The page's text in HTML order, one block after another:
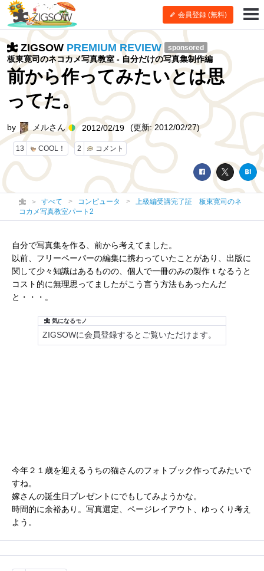
会員登録 (無料)
ZIGSOW PREMIUM REVIEW sponsored
板東寛司のネコカメ写真教室 - 自分だけの写真集制作編
前から作ってみたいとは思
ってた。
13 COOL！ 2 コメント
by メルさん 2012/02/19 (更新: 2012/02/27)
すべて コンピュータ
上級編受講完了証 板東寛司のネ
コカメ写真教室パート2
自分で写真集を作る、前から考えてました。
以前、フリーペーパーの編集に携わっていたことがあり、出版に
関して少々知識はあるものの、個人で一冊のみの製作ｔなるうと
コスト的に無理思ってましたがこう言う方法もあったんだ
と・・・。
今年２１歳を迎えるうちの猫さんのフォトブック作ってみたいで
すね。
嫁さんの誕生日プレゼントにでもしてみようかな。
時間的に余裕あり。写真選定、ページレイアウト、ゆっくり考え
よう。